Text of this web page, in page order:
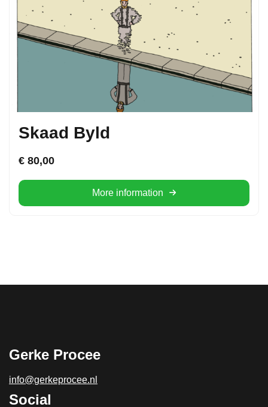
Skaad Byld
€ 80,00
More information
Gerke Procee
info@gerkeprocee.nl
Social